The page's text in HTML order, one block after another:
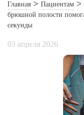
Главная Пациентам
брюшной полости
секунды
03 апреля 2026